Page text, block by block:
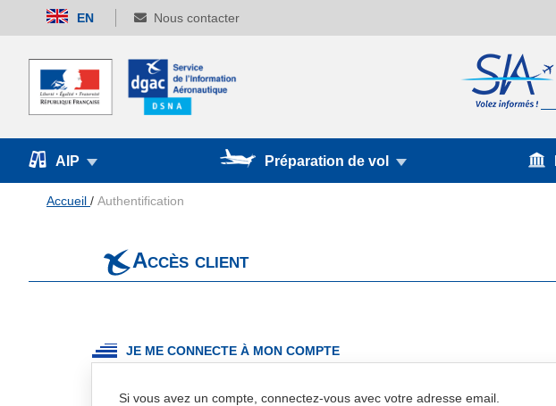
Allez
au
EN Nous contacter
AIP Préparation de vol
Accueil Authentification
Accès client
JE ME CONNECTE À MON COMPTE
Si vous avez un compte, connectez-vous avec votre adresse email.